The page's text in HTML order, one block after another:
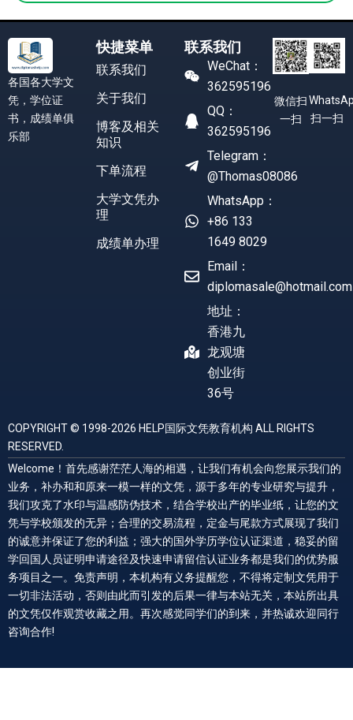
各国各大学文
凭，学位证
书，成绩单俱
乐部
快捷菜单
联系我们
关于我们
博客及相关
知识
下单流程
大学文凭办
理
成绩单办理
联系我们
WeChat：
362595196
QQ：
362595196
Telegram：
@Thomas08086
WhatsApp：
+86 133
1649 8029
Email：
diplomasale@hotmail.com
地址：
香港九
龙观塘
创业街
36号
微信扫
一扫
扫一扫
COPYRIGHT © 1998-2026 HELP国际文凭教育机构 ALL RIGHTS
RESERVED.
Welcome！首先感谢茫茫人海的相遇，让我们有机会向您展示我们的
业务，补办和和原来一模一样的文凭，源于多年的专业研究与提升，
我们攻克了水印与温感防伪技术，结合学校出产的毕业纸，让您的文
凭与学校颁发的无异；合理的交易流程，定金与尾款方式展现了我们
的诚意并保证了您的利益；强大的国外学历学位认证渠道，稳妥的留
学回国人员证明申请途径及快速申请留信认证业务都是我们的优势服
务项目之一。免责声明，本机构有义务提醒您，不得将定制文凭用于
一切非法活动，否则由此而引发的后果一律与本站无关，本站所出具
的文凭仅作观赏收藏之用。再次感觉同学们的到来，并热诚欢迎同行
咨询合作!